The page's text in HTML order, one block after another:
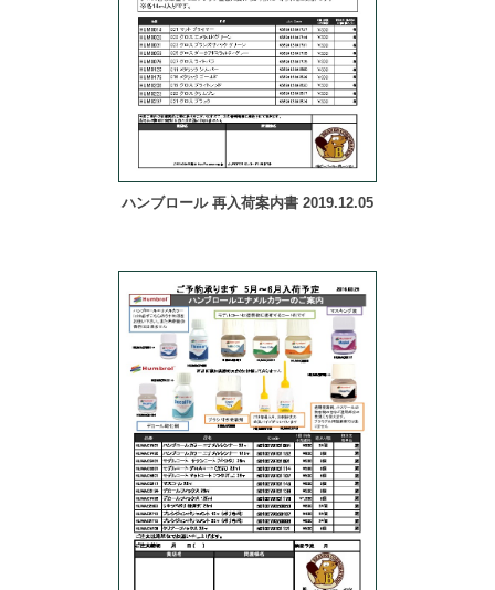
ハンブロール 再入荷案内書 2019.12.05